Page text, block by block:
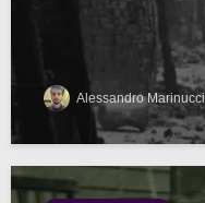
Alessandro Marinucci